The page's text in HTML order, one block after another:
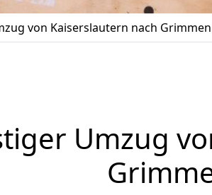
von Kaiserslautern nach Grimmen
Umzug